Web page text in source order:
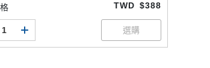
TWD $388